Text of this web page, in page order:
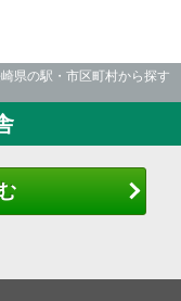
県の駅・市区町村から探す